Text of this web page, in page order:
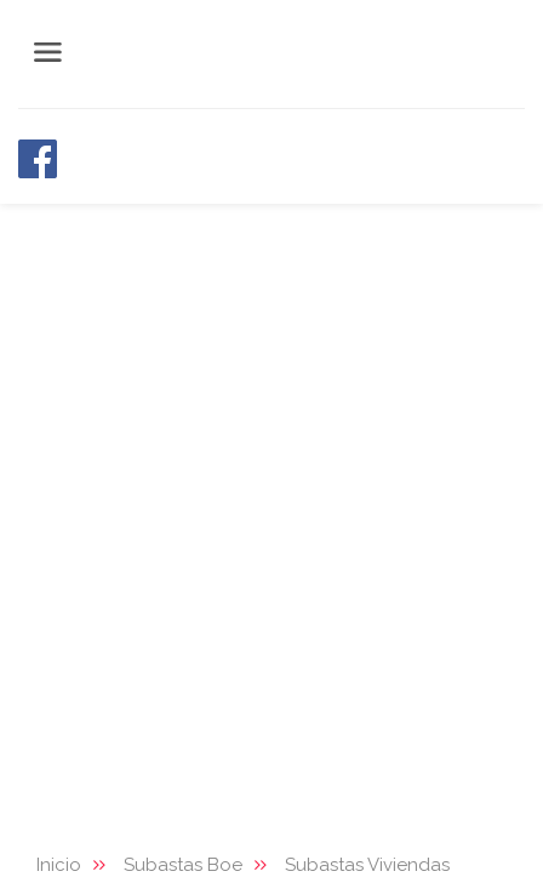
Inicio Subastas Boe
Subastas Viviendas